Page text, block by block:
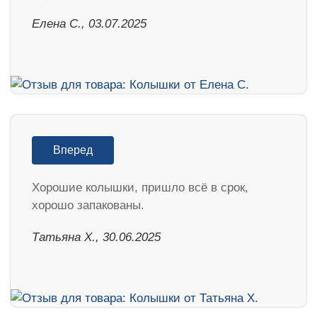
Елена С., 03.07.2025
Вперед
Хорошие колышки, пришло всё в срок,
хорошо запакованы.
Татьяна Х., 30.06.2025